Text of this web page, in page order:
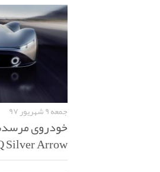
جمعه ۹ شهریور ۹۷
خودروی
Silver Arrow